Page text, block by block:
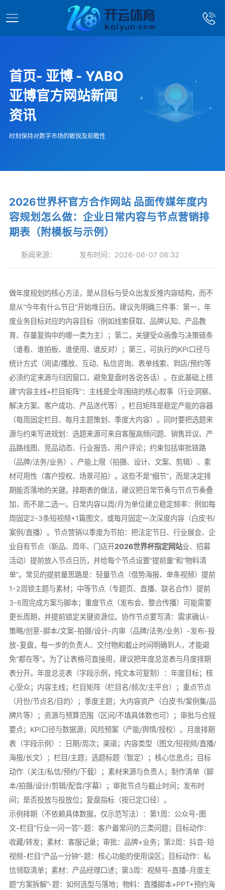
首页- 亚博 - YABO
亚博官方网站新闻
资讯
时刻保持对数字市场的敏锐及前瞻性
2026世界杯官方合作网站 品面传媒年度内
容规划怎么做：企业日常内容与节点营销排
期表（附模板与示例）
新闻来源： 发布时间：2026-06-07 08:32
做年度规划的核心方法，是从目标与受众出发反推内容结构，而不
是从“今年有什么节日”开始堆日历。建议先明确三件事：第一，年
度业务目标对应的内容目标（例如线索获取、品牌认知、产品教
育、存量复购中的哪一类为主）；第二，关键受众画像与决策链条
（谁看、谁拍板、谁使用、谁反对）；第三，可执行的KPI口径与
统计方式（阅读/播放、互动、私信咨询、表单线索、到店/预约等
必须约定来源与归因窗口，避免复盘时各说各话）。在此基础上搭
建“内容主线+栏目矩阵”：主线是全年围绕的核心叙事（行业洞察、
解决方案、客户成功、产品迭代等），栏目矩阵是稳定产能的容器
（每周固定栏目、每月主题策划、季度大内容）。同时要把选题来
源与约束写进规划：选题来源可来自客服高频问题、销售异议、产
品路线图、竞品动态、行业报告、用户评论；约束包括审批链路
（品牌/法务/业务）、产能上限（拍摄、设计、文案、剪辑）、素
材可用性（客户授权、场景可拍）。这些不是“细节”，而是决定排
期能否落地的关键。排期表的做法，建议把日常节奏与节点节奏叠
加，而不是二选一。日常内容以周/月为单位建立稳定频率：例如每
周固定2-3条短视频+1篇图文，或每月固定一次深度内容（白皮书/
案例/直播）。节点营销以季度为节拍：把法定节日、行业展会、企
业自有节点（新品、周年、门店开2026世界杯指定网站业、招募
活动）提前放入节点日历，并给每个节点设置“提前量”和“物料清
单”。常见的提前量思路是：轻量节点（借势海报、单条视频）提前
1-2周锁主题与素材；中等节点（专题页、直播、联名合作）提前
3-6周完成方案与脚本；重度节点（发布会、整合传播）可能需要
更长周期，并提前锁定关键资源位。协作节点要写清：需求确认-
策略/创意-脚本/文案-拍摄/设计-内审（品牌/法务/业务）-发布-投
放-复盘，每一步的负责人、交付物和截止时间明确到人，才能避
免“都在等”。为了让表格可直接用，建议把年度总览表与月度排期
表分开。年度总览表（字段示例，纯文本可复制）：年度目标；核
心受众；内容主线；栏目矩阵（栏目名/频次/主平台）；重点节点
（月份/节点名/目的）；季度主题；大内容资产（白皮书/案例集/品
牌片等）；资源与预算范围（区间/不填具体数也可）；审批与合规
要点；KPI口径与数据源；风险预案（产能/舆情/授权）。月度排期
表（字段示例）：日期/周次；渠道；内容类型（图文/短视频/直播/
海报/长文）；栏目/主题；选题标题（暂定）；核心信息点；目标
动作（关注/私信/预约/下载）；素材来源与负责人；制作清单（脚
本/拍摄/设计/剪辑/配音/字幕）；审批节点与截止时间；发布时
间；是否投放与投放位；复盘指标（按已定口径）。
示例排期（不依赖具体数据，仅示范写法）：第1周：公众号-图
文-栏目“行业一问一答”-题：客户最常问的三类问题；目标动作：
收藏/转发；素材：客服记录；审批：品牌+业务；第2周：抖音-短
视频-栏目“产品一分钟”-题：核心功能的使用误区；目标动作：私
信领取清单；素材：产品经理口述；第3周：视频号-直播-月度主
题“方案拆解”-题：如何选型与落地；物料：直播脚本+PPT+预约海